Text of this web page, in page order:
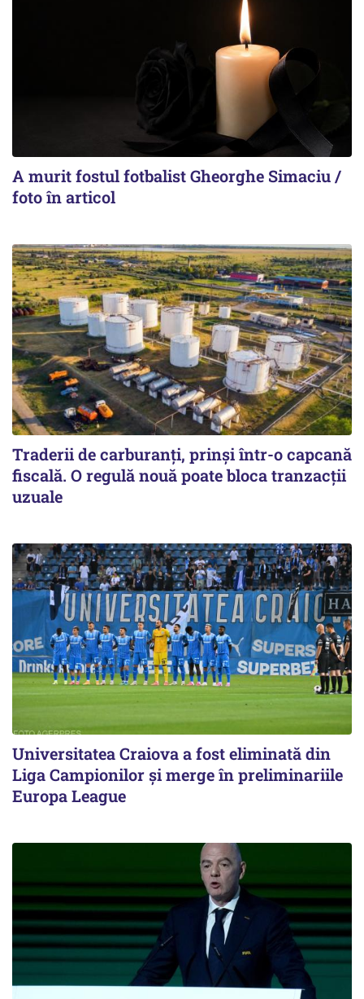
A murit fostul fotbalist Gheorghe Simaciu /
foto în articol
Traderii de carburanți, prinși într-o capcană
fiscală. O regulă nouă poate bloca tranzacții
uzuale
Universitatea Craiova a fost eliminată din
Liga Campionilor şi merge în preliminariile
Europa League